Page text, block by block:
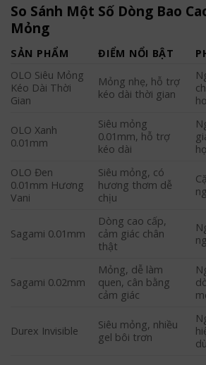
So Sánh Một Số Dòng Bao
Mỏng
SẢN PHẨM ĐIỂM NỔI BẬT
OLO Siêu Mỏng
Kéo Dài Thời
Gian
Mỏng nhẹ, hỗ trợ
kéo dài thời gian
OLO Xanh
0.01mm
Siêu mỏng
0.01mm, hỗ trợ
kéo dài
OLO Đen
0.01mm Hương
Vani
Siêu mỏng, có
hương thơm dễ
chịu
Sagami 0.01mm
Dòng cao cấp,
cảm giác chân
thật
Sagami 0.02mm
Mỏng, dễ làm
quen, cân bằng
cảm giác
Durex Invisible
Siêu mỏng, nhiều
gel bôi trơn